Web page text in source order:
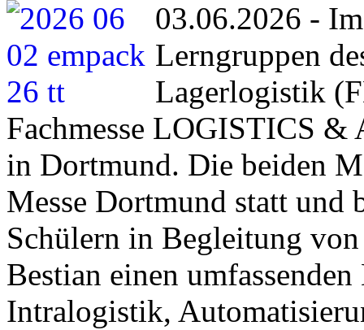
03.06.2026 -
Lerngruppen
Lagerlogistik
Fachmesse LOGISTICS
in Dortmund. Die beiden
Messe Dortmund statt und
Schülern in Begleitung
Bestian einen
Intralogistik,